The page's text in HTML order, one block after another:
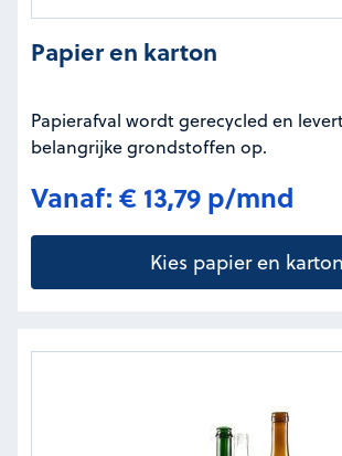
Papier en karton
Papierafval wordt gerecycled en
belangrijke grondstoffen op.
Vanaf: € 13,79 p/mnd
Kies papier en karton